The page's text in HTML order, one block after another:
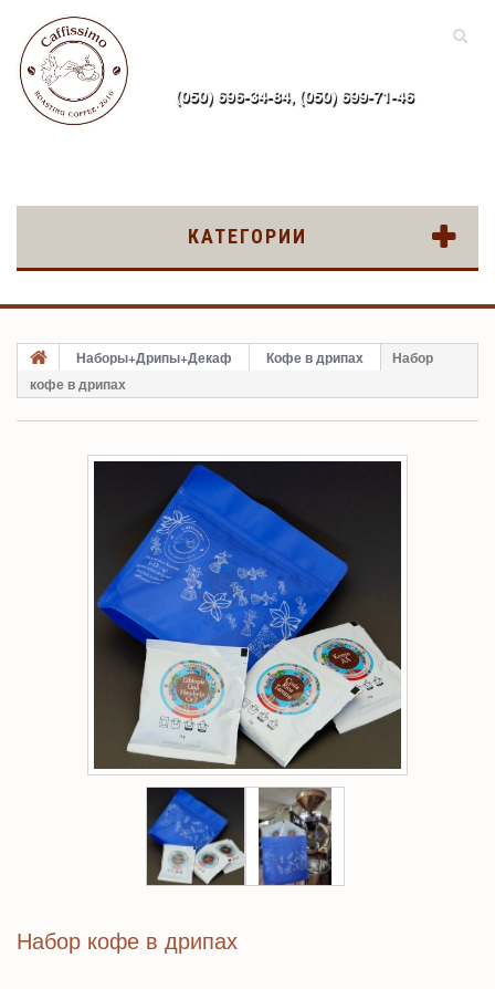
(050) 696-34-84, (050) 699-71-46
КАТЕГОРИИ
Наборы+Дрипы+Декаф Кофе в дрипах
Набор
кофе в дрипах
Набор кофе в дрипах